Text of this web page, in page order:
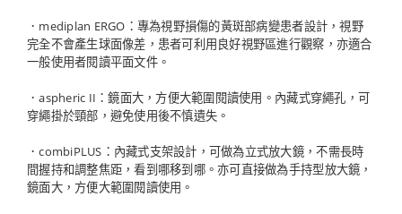
．mediplan ERGO：專為視野損傷的黃斑部病變患者設計，視野
完全不會產生球面像差，患者可利用良好視野區進行觀察，亦適合
一般使用者閱讀平面文件。
．aspheric II：鏡面大，方便大範圍閱讀使用。內藏式穿繩孔，可
穿繩掛於頸部，避免使用後不慎遺失。
．combiPLUS：內藏式支架設計，可做為立式放大鏡，不需長時
間握持和調整焦距，看到哪移到哪。亦可直接做為手持型放大鏡，
鏡面大，方便大範圍閱讀使用。